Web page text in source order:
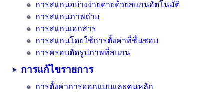
การสแกนอย่างง่ายดายด้วยสแกนอัตโนมัติ
การสแกนภาพถ่าย
การสแกนเอกสาร
การสแกนโดยใช้การตั้งค่าที่ชื่นชอบ
การครอบตัดรูปภาพที่สแกน
การแก้ไขรายการ
การตั้งค่าการออกแบบและคนหลัก